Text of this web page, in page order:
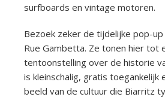
surfboards en vintage motoren.
Bezoek zeker de tijdelijke pop-
Rue Gambetta. Ze tonen hier tot
tentoonstelling over de historie
is kleinschalig, gratis toegankelijk
beeld van de cultuur die Biarritz